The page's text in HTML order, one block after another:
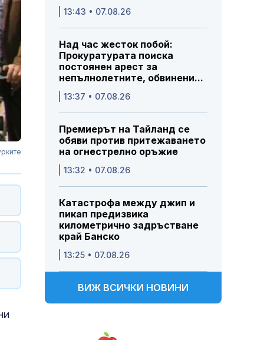
13:43 • 07.08.26
Над час жесток побой:
Прокуратурата поиска
постоянен арест за
непълнолетните, обвинени...
13:37 • 07.08.26
Премиерът на Тайланд се
обяви против притежаването
на огнестрелно оръжие
13:32 • 07.08.26
Катастрофа между джип и
пикап предизвика
километрично задръстване
край Банско
13:25 • 07.08.26
ВИЖ ВСИЧКИ НОВИНИ